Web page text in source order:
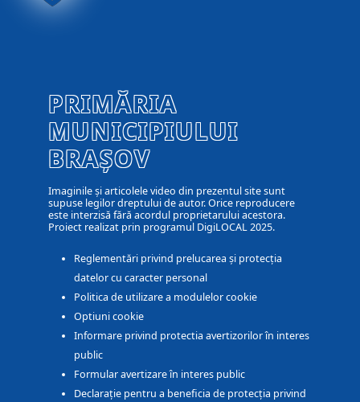
PRIMĂRIA
MUNICIPIULUI
BRAȘOV
Imaginile și articolele video din prezentul site sunt
supuse legilor dreptului de autor. Orice reproducere
este interzisă fără acordul proprietarului acestora.
Proiect realizat prin programul DigiLOCAL 2025.
Reglementări privind prelucarea și protecția
datelor cu caracter personal
Politica de utilizare a modulelor cookie
Optiuni cookie
Informare privind protectia avertizorilor în interes
public
Formular avertizare în interes public
Declarație pentru a beneficia de protecția privind